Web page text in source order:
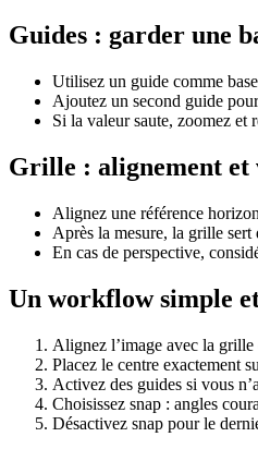
Guides : garder une
Utilisez un guide comme
Ajoutez un second guide
Si la valeur saute, zoomez et
Grille : alignement
Alignez une référence
Après la mesure, la grille sert
En cas de perspective,
Un workflow simple
Alignez l’image avec la
Placez le centre exactement
Activez des guides si vous
Choisissez snap : angles
Désactivez snap pour le